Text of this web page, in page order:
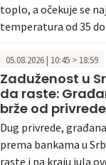
toplo, a očekuje se
temperatura od 35
05.08.2026 | 10:45 > 18:59
Zaduženost u
da raste:
brže od privrede
Dug privrede,
prema bankama u
raste i na kraju jula